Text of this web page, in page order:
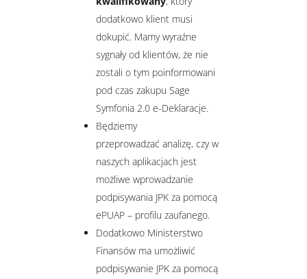
dodatkowo klient musi
dokupić. Mamy wyraźne
sygnały od klientów, że nie
zostali o tym poinformowani
pod czas zakupu Sage
Symfonia 2.0 e-Deklaracje.
Będziemy
przeprowadzać analizę, czy w
naszych aplikacjach jest
możliwe wprowadzanie
podpisywania JPK za pomocą
ePUAP – profilu zaufanego.
Dodatkowo Ministerstwo
Finansów ma umożliwić
podpisywanie JPK za pomocą